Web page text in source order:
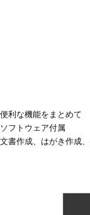
便利な機能をまとめて
ソフトウェア付属
文書作成、はがき作成